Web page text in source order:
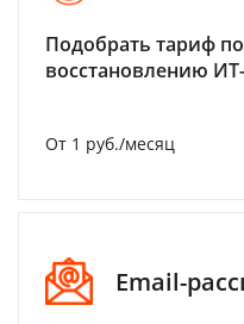
Подобрать тариф
восстановлению
От 1 руб./месяц
Email-